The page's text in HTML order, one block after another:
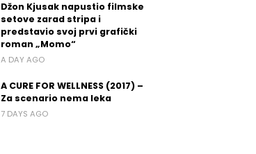
Džon Kjusak napustio filmske
setove zarad stripa i
predstavio svoj prvi grafički
roman „Momo“
A DAY AGO
A CURE FOR WELLNESS (2017) –
Za scenario nema leka
7 DAYS AGO